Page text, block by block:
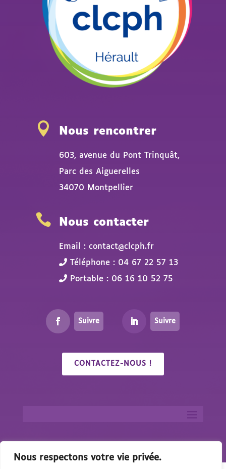
Nous respectons votre vie privée.
 Nous rencontrer
603, avenue du Pont Trinquât,
Parc des Aiguerelles
34070 Montpellier
 Nous contacter
Email : contact@clcph.fr
Téléphone : 04 67 22 57 13
Portable : 06 16 10 52 75
Suivre Suivre
CONTACTEZ-NOUS !